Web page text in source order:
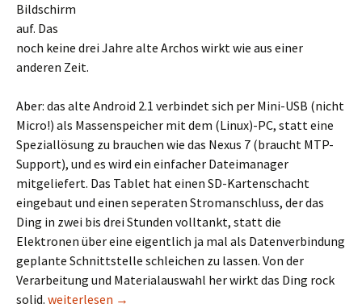
Bildschirm
auf. Das
noch keine drei Jahre alte Archos wirkt wie aus einer
anderen Zeit.
Aber: das alte Android 2.1 verbindet sich per Mini-USB (nicht
Micro!) als Massenspeicher mit dem (Linux)-PC, statt eine
Speziallösung zu brauchen wie das Nexus 7 (braucht MTP-
Support), und es wird ein einfacher Dateimanager
mitgeliefert. Das Tablet hat einen SD-Kartenschacht
eingebaut und einen seperaten Stromanschluss, der das
Ding in zwei bis drei Stunden volltankt, statt die
Elektronen über eine eigentlich ja mal als Datenverbindung
geplante Schnittstelle schleichen zu lassen. Von der
Verarbeitung und Materialauswahl her wirkt das Ding rock
solid. Früher war mehr Lametta …
weiterlesen →